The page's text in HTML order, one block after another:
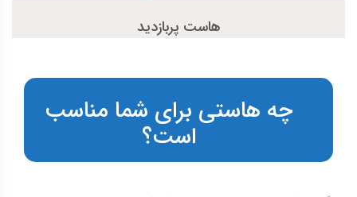
هاست پربازدید
چه هاستی برای شما مناسب
است؟